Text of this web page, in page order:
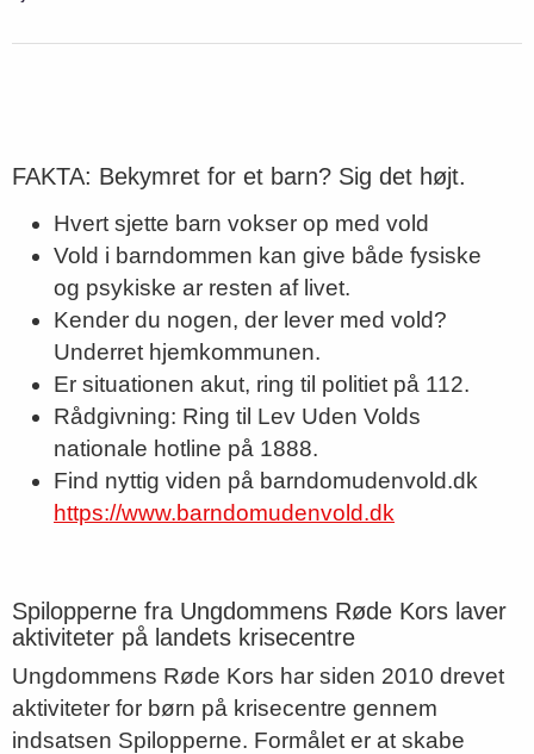
FAKTA: Bekymret for et barn? Sig det højt.
Hvert sjette barn vokser op med vold
Vold i barndommen kan give både fysiske
og psykiske ar resten af livet.
Kender du nogen, der lever med vold?
Underret hjemkommunen.
Er situationen akut, ring til politiet på 112.
Rådgivning: Ring til Lev Uden Volds
nationale hotline på 1888.
Find nyttig viden på barndomudenvold.dk
https://www.barndomudenvold.dk
Spilopperne fra Ungdommens Røde Kors laver
aktiviteter på landets krisecentre
Ungdommens Røde Kors har siden 2010 drevet
aktiviteter for børn på krisecentre gennem
indsatsen Spilopperne. Formålet er at skabe